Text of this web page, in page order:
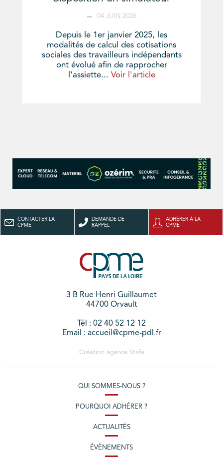
04 JUIN 2026
Depuis le 1er janvier 2025, les
modalités de calcul des cotisations
sociales des travailleurs indépendants
ont évolué afin de rapprocher
l'assiette... Voir l'article
CONTACTER LA
CPME
DEMANDE DE
RAPPEL
ADHÉRER À LA
CPME
3 B Rue Henri Guillaumet
44700 Orvault
Tél : 02 40 52 12 12
Email : accueil@cpme-pdl.fr
Création agence Stafe
QUI SOMMES-NOUS ?
POURQUOI ADHÉRER ?
ACTUALITÉS
ÉVÈNEMENTS